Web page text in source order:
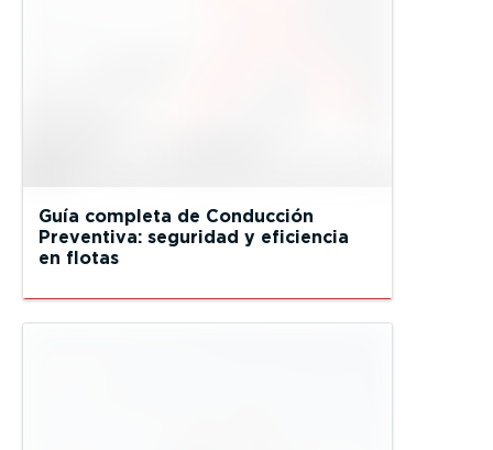
Guía completa de Conducción
Preventiva: seguridad y eficiencia
en flotas